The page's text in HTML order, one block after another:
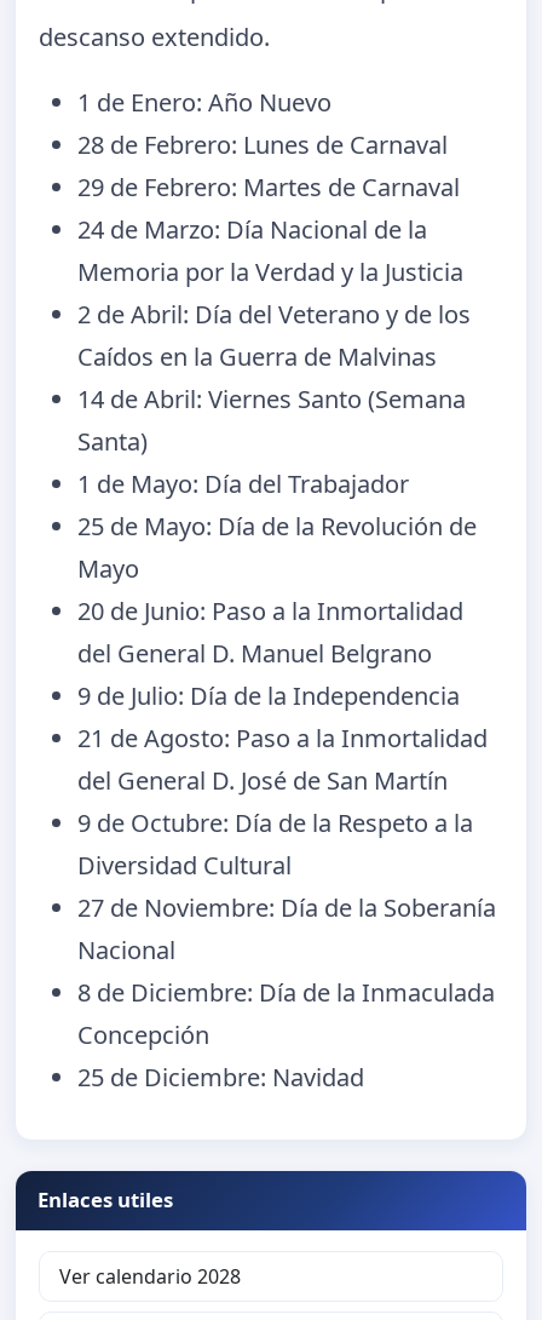
descanso extendido.
1 de Enero: Año Nuevo
28 de Febrero: Lunes de Carnaval
29 de Febrero: Martes de Carnaval
24 de Marzo: Día Nacional de la
Memoria por la Verdad y la Justicia
2 de Abril: Día del Veterano y de los
Caídos en la Guerra de Malvinas
14 de Abril: Viernes Santo (Semana
Santa)
1 de Mayo: Día del Trabajador
25 de Mayo: Día de la Revolución de
Mayo
20 de Junio: Paso a la Inmortalidad
del General D. Manuel Belgrano
9 de Julio: Día de la Independencia
21 de Agosto: Paso a la Inmortalidad
del General D. José de San Martín
9 de Octubre: Día de la Respeto a la
Diversidad Cultural
27 de Noviembre: Día de la Soberanía
Nacional
8 de Diciembre: Día de la Inmaculada
Concepción
25 de Diciembre: Navidad
Enlaces utiles
Ver calendario 2028